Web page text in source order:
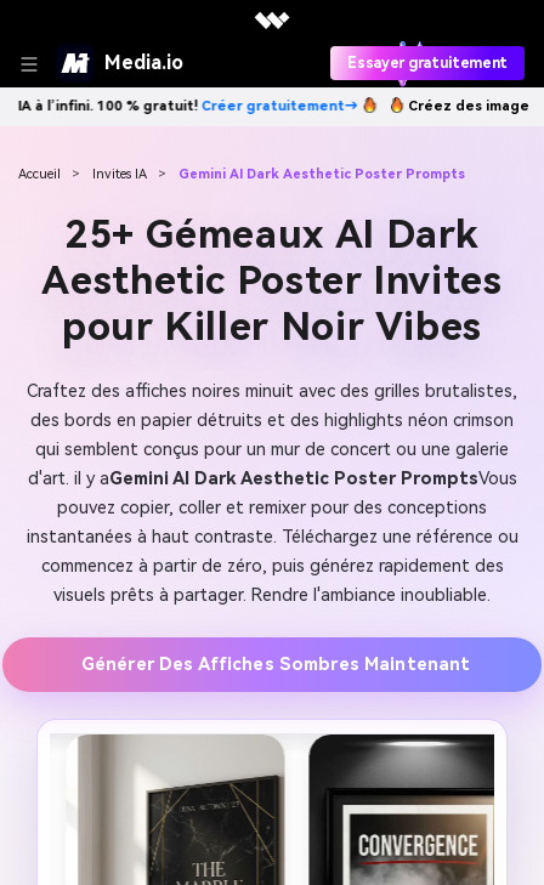
Media.io Essayer gratuitement
Créez des images IA à l’infini. 100 % gratuit! Créer
Accueil > Invites IA > Gemini AI Dark Aesthetic Poster Prompts
25+ Gémeaux AI Dark
Aesthetic Poster Invites
pour Killer Noir Vibes
Craftez des affiches noires minuit avec des grilles brutalistes,
des bords en papier détruits et des highlights néon crimson
qui semblent conçus pour un mur de concert ou une galerie
d'art. il y aGemini AI Dark Aesthetic Poster PromptsVous
pouvez copier, coller et remixer pour des conceptions
instantanées à haut contraste. Téléchargez une référence ou
commencez à partir de zéro, puis générez rapidement des
visuels prêts à partager. Rendre l'ambiance inoubliable.
Générer Des Affiches Sombres Maintenant